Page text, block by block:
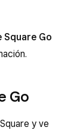
Square Go
Go
y ve